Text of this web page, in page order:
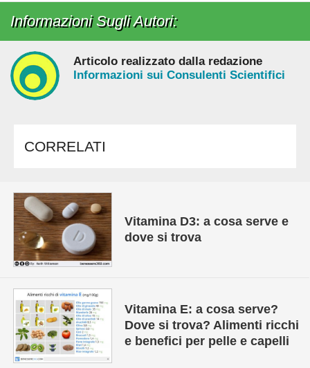
Informazioni Sugli Autori:
Articolo realizzato dalla redazione
Informazioni sui Consulenti Scientifici
CORRELATI
Vitamina D3: a cosa serve e
dove si trova
Vitamina E: a cosa serve?
Dove si trova? Alimenti ricchi
e benefici per pelle e capelli